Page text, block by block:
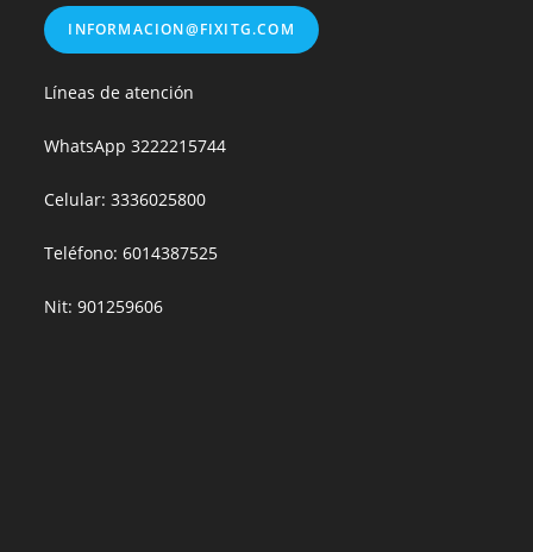
INFORMACION@FIXITG.COM
Líneas de atención
WhatsApp3222215744
Celular: 3336025800
Teléfono: 6014387525
Nit: 901259606